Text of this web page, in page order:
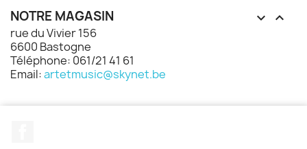
NOTRE MAGASIN  
rue du Vivier 156
6600 Bastogne
Téléphone: 061/21 41 61
Email:artetmusic@skynet.be